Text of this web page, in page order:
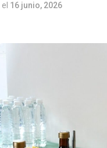
el 16 junio, 2026